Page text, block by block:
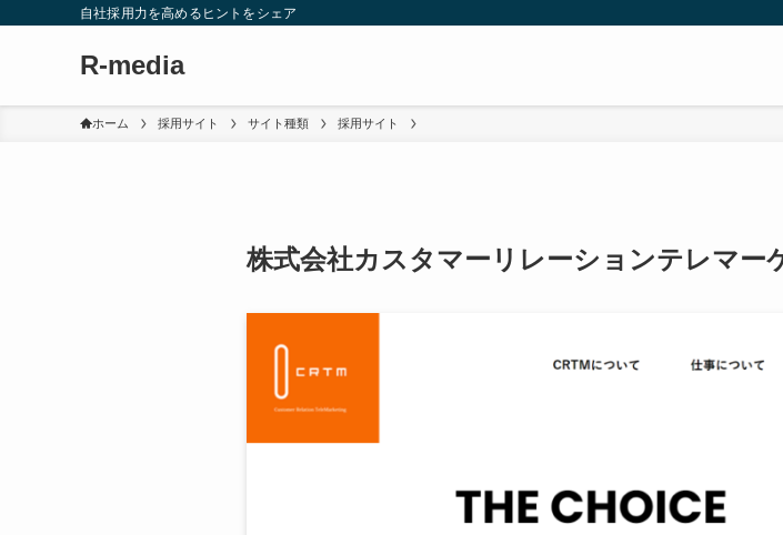
自社採用力を高めるヒントをシェア
R-media
ホーム 採用サイト サイト種類 採用サイト
株式会社カスタマーリレーションテレマー